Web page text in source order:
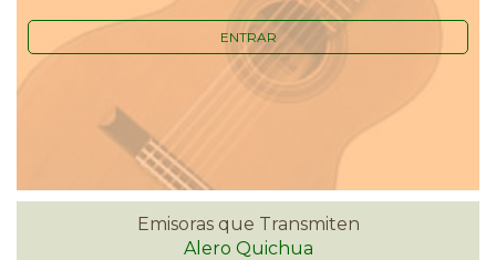
ENTRAR
Emisoras que Transmiten
Alero Quichua